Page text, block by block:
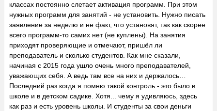
классах постоянно слетает активация программ. При этом
нужных программ для занятий - не установить. Нужно писать
заявление за неделю и не факт, что установят, так как скорее
всего программ-то самих нет (не куплены). На занятия
приходят проверяющие и отмечают, пришёл ли
преподаватель и сколько студентов. Как мне сказали,
начиная с 2015 года ушло очень много преподавателей,
уважающих себя. А ведь там все на них и держалось…
Последний раз когда я помню такой контроль - это было в
школе и в детском садике. Хотя... чему я удивляюсь, здесь
как раз и есть уровень школы. И студенты за свои деньги